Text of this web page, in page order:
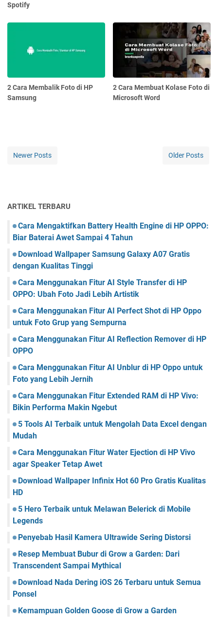
Spotify
2 Cara Membalik Foto di HP
Samsung
2 Cara Membuat Kolase Foto di
Microsoft Word
Newer Posts Older Posts
ARTIKEL TERBARU
Cara Mengaktifkan Battery Health Engine di HP OPPO:
Biar Baterai Awet Sampai 4 Tahun
Download Wallpaper Samsung Galaxy A07 Gratis
dengan Kualitas Tinggi
Cara Menggunakan Fitur AI Style Transfer di HP
OPPO: Ubah Foto Jadi Lebih Artistik
Cara Menggunakan Fitur AI Perfect Shot di HP Oppo
untuk Foto Grup yang Sempurna
Cara Menggunakan Fitur AI Reflection Remover di HP
OPPO
Cara Menggunakan Fitur AI Unblur di HP Oppo untuk
Foto yang Lebih Jernih
Cara Menggunakan Fitur Extended RAM di HP Vivo:
Bikin Performa Makin Ngebut
5 Tools AI Terbaik untuk Mengolah Data Excel dengan
Mudah
Cara Menggunakan Fitur Water Ejection di HP Vivo
agar Speaker Tetap Awet
Download Wallpaper Infinix Hot 60 Pro Gratis Kualitas
HD
5 Hero Terbaik untuk Melawan Belerick di Mobile
Legends
Penyebab Hasil Kamera Ultrawide Sering Distorsi
Resep Membuat Bubur di Grow a Garden: Dari
Transcendent Sampai Mythical
Download Nada Dering iOS 26 Terbaru untuk Semua
Ponsel
Kemampuan Golden Goose di Grow a Garden